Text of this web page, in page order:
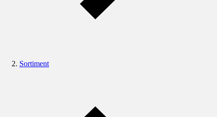
Sortiment